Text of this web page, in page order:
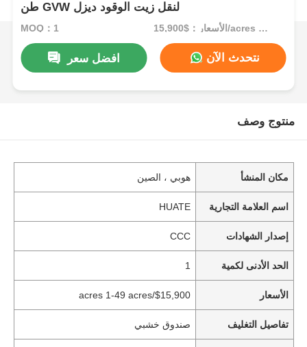
طن GVW لنقل زيت الوقود ديزل
MOQ：1 الأسعار：$15,900/acres 1-49 acres
افضل سعر نتحدث الآن
منتوج وصف
مكان المنشأ هوبي ، الصين
اسم العلامة التجارية HUATE
إصدار الشهادات CCC
الحد الأدنى لكمية 1
الأسعار $15,900/acres 1-49 acres
تفاصيل التغليف صندوق خشبي